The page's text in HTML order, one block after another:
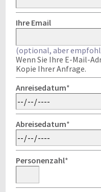
Ihre Email
(optional, aber
Wenn Sie Ihre E-Mail-
Kopie Ihrer Anfrage.
Anreisedatum*
Abreisedatum*
Personenzahl*